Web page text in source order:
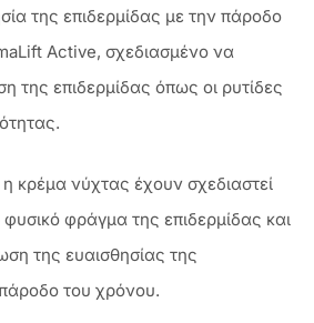
της επιδερμίδας με την πάροδο
Active, σχεδιασμένο να
της επιδερμίδας όπως οι ρυτίδες
κρέμα νύχτας έχουν σχεδιαστεί
φράγμα της επιδερμίδας και
της ευαισθησίας της
του χρόνου.